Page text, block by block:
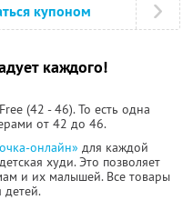
купоном
каждого!
(42 - 46). То есть одна
от 42 до 46.
онлайн» для каждой
худи. Это позволяет
и их малышей. Все товары